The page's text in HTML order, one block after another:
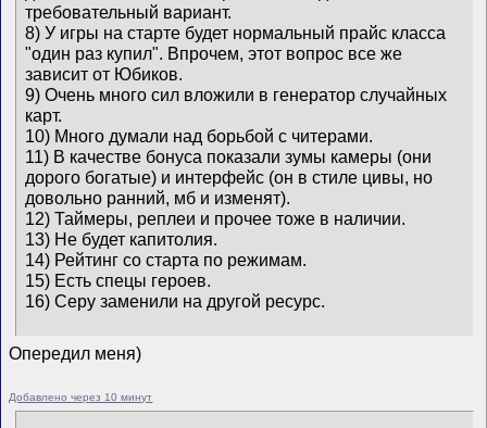
требовательный вариант.
8) У игры на старте будет нормальный прайс класса
"один раз купил". Впрочем, этот вопрос все же
зависит от Юбиков.
9) Очень много сил вложили в генератор случайных
карт.
10) Много думали над борьбой с читерами.
11) В качестве бонуса показали зумы камеры (они
дорого богатые) и интерфейс (он в стиле цивы, но
довольно ранний, мб и изменят).
12) Таймеры, реплеи и прочее тоже в наличии.
13) Не будет капитолия.
14) Рейтинг со старта по режимам.
15) Есть спецы героев.
16) Серу заменили на другой ресурс.
Опередил меня)
Добавлено через 10 минут